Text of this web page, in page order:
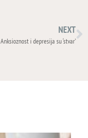
NEXT
Anksioznost i depresija su ‘stvar’